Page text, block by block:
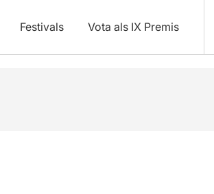
Festivals Vota als IX Premis